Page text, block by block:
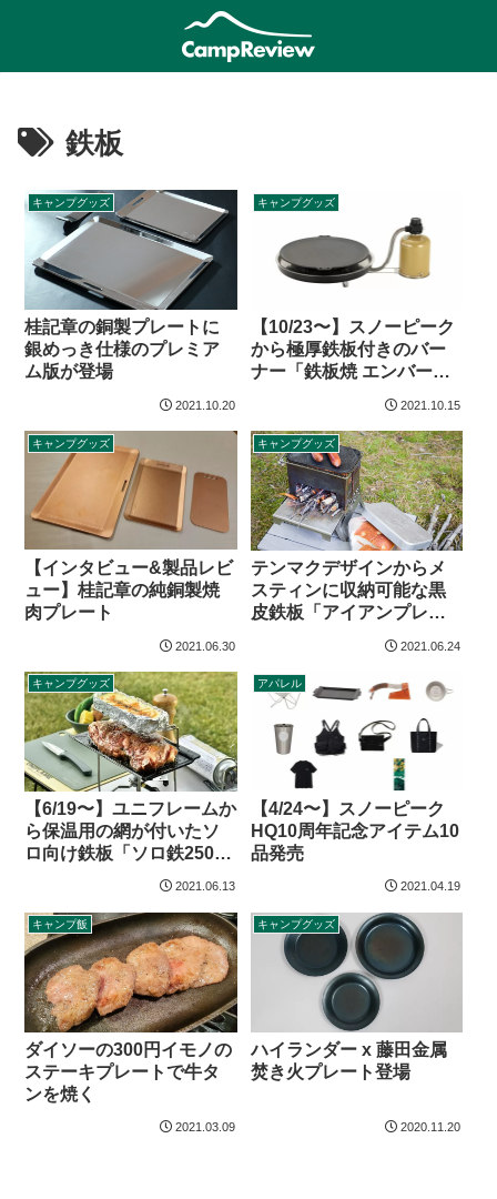
鉄板
キャンプグッズ
桂記章の銅製プレートに
銀めっき仕様のプレミア
ム版が登場
2021.10.20
キャンプグッズ
【10/23〜】スノーピーク
から極厚鉄板付きのバー
ナー「鉄板焼 エンバーナ
2021.10.15
キャンプグッズ
【インタビュー&製品レビ
ュー】桂記章の純銅製焼
肉プレート
2021.06.30
キャンプグッズ
テンマクデザインからメ
スティンに収納可能な黒
皮鉄板「アイアンプレー
2021.06.24
キャンプグッズ
【6/19〜】ユニフレームか
ら保温用の網が付いたソ
ロ向け鉄板「ソロ鉄250」
2021.06.13
アパレル
【4/24〜】スノーピーク
HQ10周年記念アイテム10
品発売
2021.04.19
キャンプ飯
ダイソーの300円イモノの
ステーキプレートで牛タ
ンを焼く
2021.03.09
キャンプグッズ
ハイランダー x 藤田金属
焚き火プレート登場
2020.11.20